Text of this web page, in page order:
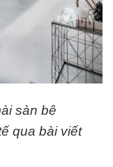
sàn bê
qua bài viết